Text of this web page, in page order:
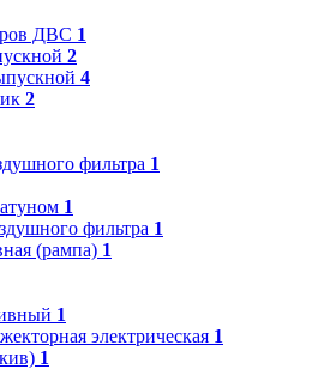
ДВС 1
2
4
2
фильтра 1
1
фильтра 1
(рампа) 1
1
электрическая 1
1